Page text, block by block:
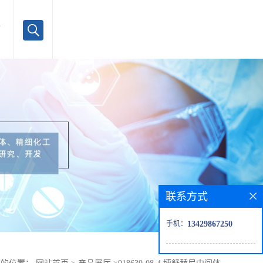
联系方式
手机： 13429867250